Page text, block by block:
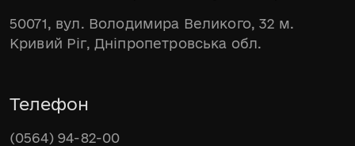
50071, вул. Володимира Великого, 32 м.
Кривий Ріг, Дніпропетровська обл.
Телефон
(0564) 94-82-00